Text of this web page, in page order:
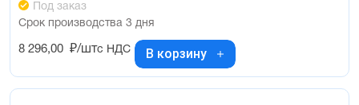
Под заказ
Срок производства 3 дня
8 296,00 ₽/штс НДС В корзину